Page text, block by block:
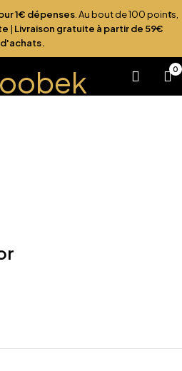
1€ dépenses. Au bout de 100 points,
| Livraison gratuite à partir de 59€
d'achats.
0